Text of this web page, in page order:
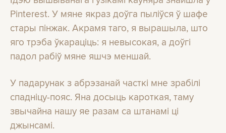
Pinterest. У мяне якраз доўга пыліўся ў шафе
стары пінжак. Акрамя таго, я вырашыла, што
яго трэба ўкараціць: я невысокая, а доўгі
падол рабіў мяне яшчэ меншай.
У падарунак з абрэзанай часткі мне зрабілі
спадніцу-пояс. Яна досыць кароткая, таму
звычайна нашу яе разам са штанамі ці
джынсамі.